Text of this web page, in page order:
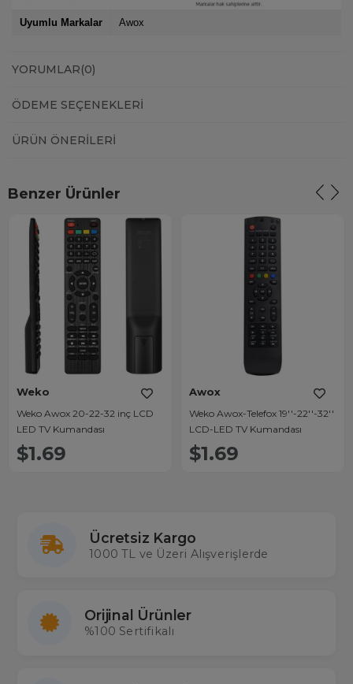
Uyumlu Markalar Awox
YORUMLAR(0)
ÖDEME SEÇENEKLERI
ÜRÜN ÖNERILERI
Benzer Ürünler
Weko
Weko Awox 20-22-32 inç LCD
LED TV Kumandası
$1.69
Awox
Weko Awox-Telefox 19''-22''-32''
LCD-LED TV Kumandası
$1.69
Ücretsiz Kargo
1000 TL ve Üzeri Alışverişlerde
Orijinal Ürünler
%100 Sertifikalı